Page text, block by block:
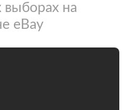
на
eBay